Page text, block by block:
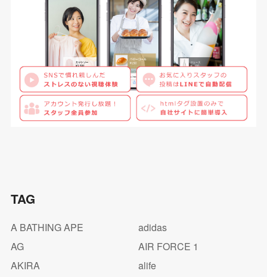
TAG
A BATHING APE
adidas
AG
AIR FORCE 1
AKIRA
alife